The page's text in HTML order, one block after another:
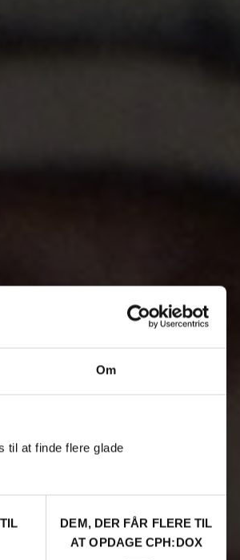
Om
til at finde flere glade
DEM, DER FÅR FLERE TIL
AT OPDAGE CPH:DOX